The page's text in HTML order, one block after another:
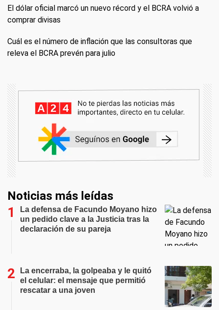
El dólar oficial marcó un nuevo récord y el BCRA volvió a
comprar divisas
Cuál es el número de inflación que las consultoras que
releva el BCRA prevén para julio
Noticias más leídas
La defensa de Facundo Moyano hizo
un pedido clave a la Justicia tras la
declaración de su pareja
La encerraba, la golpeaba y le quitó
el celular: el mensaje que permitió
rescatar a una joven